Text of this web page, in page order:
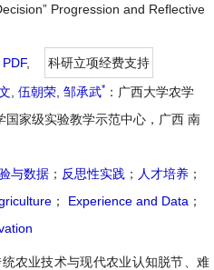
Progression and Reflective
PDF,
科研立项经费支持
伍朝荣 邹承武* ：广西大学农学
国家级实验教学示范中心，广西 南
与数据 ； 反思性实践 ； 人才培养 ；
； Experience and Data ；
农业技术与现代农业认知脱节、难